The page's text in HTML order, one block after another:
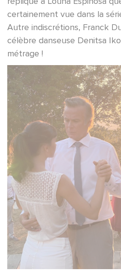
certainement vue dans la
Autre indiscrétions, Franck
célèbre danseuse Denitsa
métrage !